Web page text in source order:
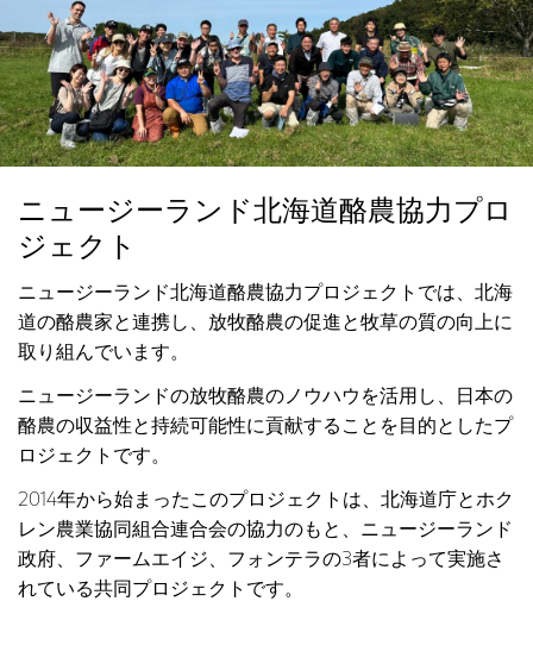
ニュージーランド北海道酪農協力プロ
ジェクト
ニュージーランド北海道酪農協力プロジェクトでは、北海
道の酪農家と連携し、放牧酪農の促進と牧草の質の向上に
取り組んでいます。
ニュージーランドの放牧酪農のノウハウを活用し、日本の
酪農の収益性と持続可能性に貢献することを目的としたプ
ロジェクトです。
2014年から始まったこのプロジェクトは、北海道庁とホク
レン農業協同組合連合会の協力のもと、ニュージーランド
政府、ファームエイジ、フォンテラの3者によって実施さ
れている共同プロジェクトです。